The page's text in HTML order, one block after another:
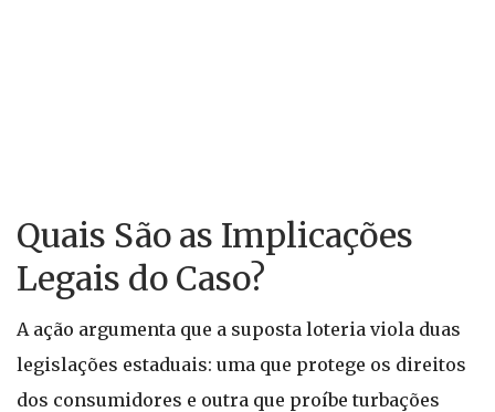
Quais São as Implicações
Legais do Caso?
A ação argumenta que a suposta loteria viola duas
legislações estaduais: uma que protege os direitos
dos consumidores e outra que proíbe turbações